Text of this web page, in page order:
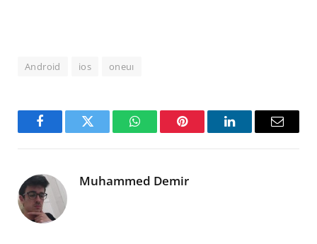
Android ios oneuı
FacebookTwitter WhatsAppPinterest LinkedInEmail
Muhammed Demir